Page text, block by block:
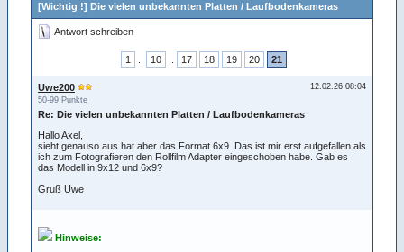
[Wichtig !] Die vielen unbekannten Platten / Laufbodenkameras
Antwort schreiben
1 10 17 18 19 20 21
12.02.26 08:04
Uwe200
50-99 Punkte
Re: Die vielen unbekannten Platten / Laufbodenkameras
Hallo Axel,
sieht genauso aus hat aber das Format 6x9. Das ist mir erst aufgefallen als
ich zum Fotografieren den Rollfilm Adapter eingeschoben habe. Gab es
das Modell in 9x12 und 6x9?
Gruß Uwe
Hinweise: